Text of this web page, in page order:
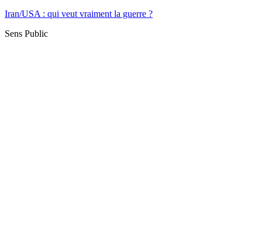
Iran/USA : qui veut vraiment la guerre ?
Sens Public